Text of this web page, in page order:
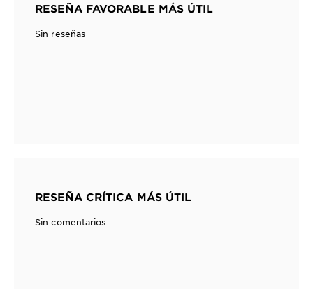
RESEÑA FAVORABLE MÁS ÚTIL
Sin reseñas
RESEÑA CRÍTICA MÁS ÚTIL
Sin comentarios